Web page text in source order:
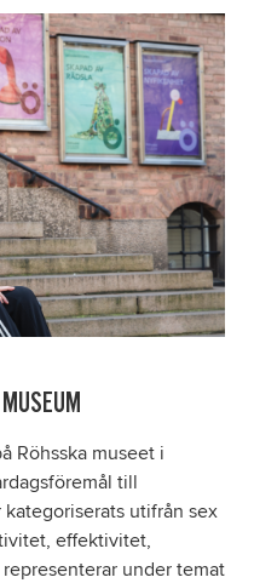
Röhsska museet i
till
utifrån sex
effektivitet,
under temat